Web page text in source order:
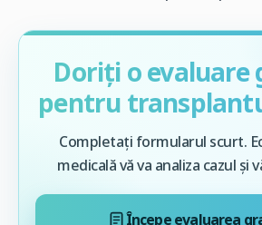
Doriți o evaluare
pentru
Completați formularul scurt.
medicală vă va analiza cazul și
Începe evaluarea